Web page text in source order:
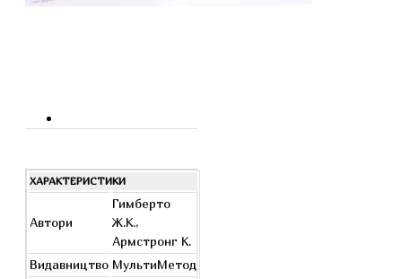
ХАРАКТЕРИСТИКИ
Автори
Гимберто
Ж.К.,
Армстронг К.
Видавництво МультиМетод